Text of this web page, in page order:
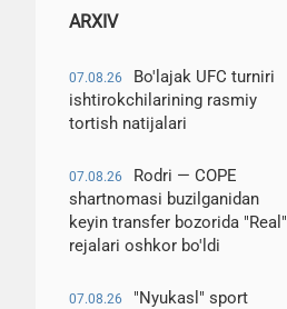
ARXIV
07.08.26
Bo'lajak UFC turniri
ishtirokchilarining rasmiy
tortish natijalari
07.08.26
Rodri — COPE
shartnomasi buzilganidan
keyin transfer bozorida "Real"
rejalari oshkor bo'ldi
07.08.26
"Nyukasl" sport